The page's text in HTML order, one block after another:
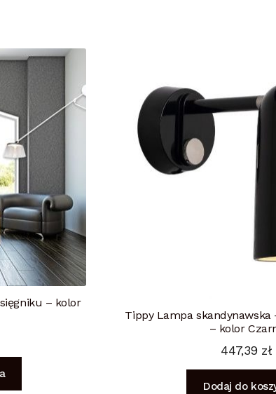
– kolor
Tippy Lampa skandynawska
– kolor
447,39 zł
Dodaj do